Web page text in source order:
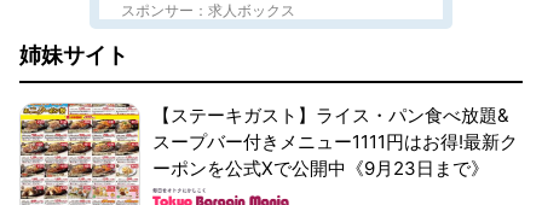
スポンサー：求人ボックス
姉妹サイト
【ステーキガスト】ライス・パン食べ放題&
スープバー付きメニュー1111円はお得!最新ク
ーポンを公式Xで公開中《9月23日まで》